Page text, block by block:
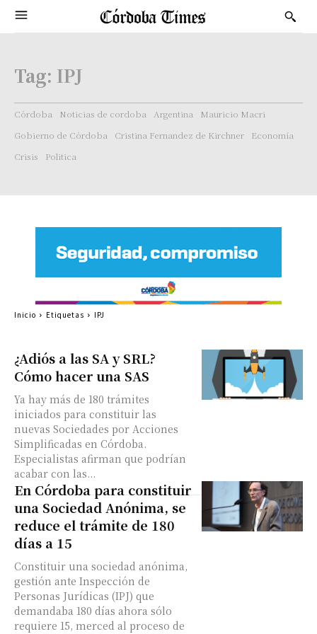
Tag: IPJ
Córdoba Noticias de cordoba Argentina
Mauricio Macri
Gobierno de Córdoba
Cristina Fernandez de Kirchner
Economía
Crisis
Politica
¿Adiós a las SA y SRL?
Cómo hacer una SAS
Ya hay más de 180 trámites
iniciados para constituir las
nuevas Sociedades por Acciones
Simplificadas en Córdoba.
Especialistas afirman que podrían
acabar con las...
En Córdoba para constituir
una Sociedad Anónima, se
reduce el trámite de 180
días a 15
Constituir una sociedad anónima,
gestión ante Inspección de
Personas Jurídicas (IPJ) que
demandaba 180 días ahora sólo
requiere 15, merced al proceso de
Inicio Etiquetas IPJ